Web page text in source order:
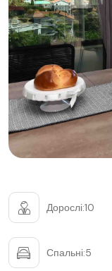
Дорослі:10
Спальні:5